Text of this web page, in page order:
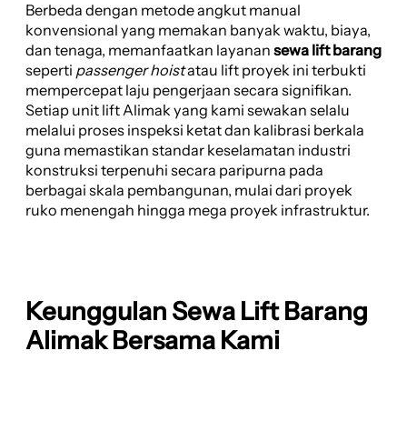
Berbeda dengan metode angkut manual
konvensional yang memakan banyak waktu, biaya,
dan tenaga, memanfaatkan layanan sewa lift barang
seperti passenger hoistatau lift proyek ini terbukti
mempercepat laju pengerjaan secara signifikan.
Setiap unit lift Alimak yang kami sewakan selalu
melalui proses inspeksi ketat dan kalibrasi berkala
guna memastikan standar keselamatan industri
konstruksi terpenuhi secara paripurna pada
berbagai skala pembangunan, mulai dari proyek
ruko menengah hingga mega proyek infrastruktur.
Keunggulan Sewa Lift Barang
Alimak Bersama Kami